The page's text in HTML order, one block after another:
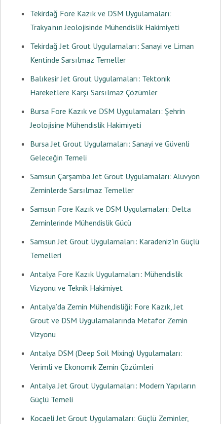
Tekirdağ Fore Kazık ve DSM Uygulamaları:
Trakya’nın Jeolojisinde Mühendislik Hakimiyeti
Tekirdağ Jet Grout Uygulamaları: Sanayi ve Liman
Kentinde Sarsılmaz Temeller
Balıkesir Jet Grout Uygulamaları: Tektonik
Hareketlere Karşı Sarsılmaz Çözümler
Bursa Fore Kazık ve DSM Uygulamaları: Şehrin
Jeolojisine Mühendislik Hakimiyeti
Bursa Jet Grout Uygulamaları: Sanayi ve Güvenli
Geleceğin Temeli
Samsun Çarşamba Jet Grout Uygulamaları: Alüvyon
Zeminlerde Sarsılmaz Temeller
Samsun Fore Kazık ve DSM Uygulamaları: Delta
Zeminlerinde Mühendislik Gücü
Samsun Jet Grout Uygulamaları: Karadeniz’in Güçlü
Temelleri
Antalya Fore Kazık Uygulamaları: Mühendislik
Vizyonu ve Teknik Hakimiyet
Antalya’da Zemin Mühendisliği: Fore Kazık, Jet
Grout ve DSM Uygulamalarında Metafor Zemin
Vizyonu
Antalya DSM (Deep Soil Mixing) Uygulamaları:
Verimli ve Ekonomik Zemin Çözümleri
Antalya Jet Grout Uygulamaları: Modern Yapıların
Güçlü Temeli
Kocaeli Jet Grout Uygulamaları: Güçlü Zeminler,